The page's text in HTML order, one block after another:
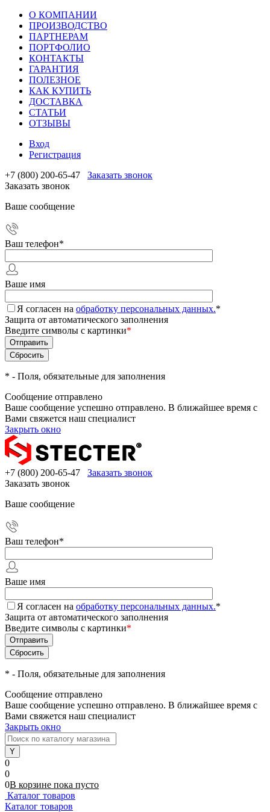
О КОМПАНИИ
ПРОИЗВОДСТВО
ПАРТНЕРАМ
ПОРТФОЛИО
КОНТАКТЫ
ГАРАНТИЯ
ПОЛЕЗНОЕ
КАК КУПИТЬ
ДОСТАВКА
СТАТЬИ
ОТЗЫВЫ
Вход
Регистрация
+7 (800) 200-65-47
Заказать звонок
Заказать звонок
Ваше сообщение
Ваш телефон*
Ваше имя
Я согласен на обработку персональных данных.*
Защита от автоматического заполнения
Введите символы с картинки*
* - Поля, обязательные для заполнения
Сообщение отправлено
Ваше сообщение успешно отправлено. В ближайшее время с
Вами свяжется наш специалист
Закрыть окно
+7 (800) 200-65-47
Заказать звонок
Заказать звонок
Ваше сообщение
Ваш телефон*
Ваше имя
Я согласен на обработку персональных данных.*
Защита от автоматического заполнения
Введите символы с картинки*
* - Поля, обязательные для заполнения
Сообщение отправлено
Ваше сообщение успешно отправлено. В ближайшее время с
Вами свяжется наш специалист
Закрыть окно
0
0
0В корзине пока пусто
Каталог товаров
Каталог товаров